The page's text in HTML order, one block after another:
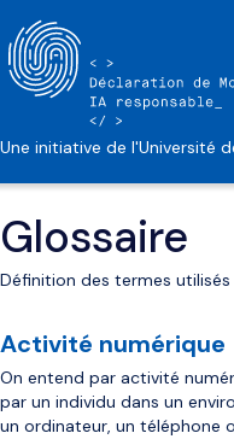
Une initiative de l'Université
Glossaire
Définition des termes
Activité numérique
On entend par activité
par un individu dans un
un ordinateur, un téléphone